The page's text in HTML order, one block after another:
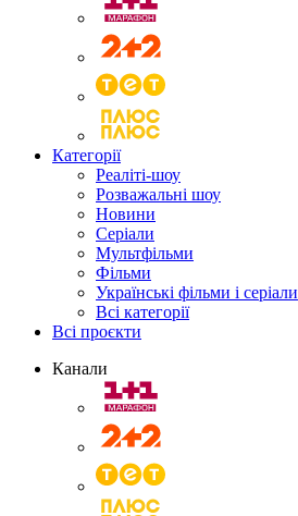
Категорії
Реаліті-шоу
Розважальні шоу
Новини
Серіали
Мультфільми
Фільми
Українські фільми і серіали
Всі категорії
Всі проєкти
Канали